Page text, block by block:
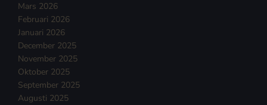
Mars 2026
Februari 2026
Januari 2026
December 2025
November 2025
Oktober 2025
September 2025
Augusti 2025